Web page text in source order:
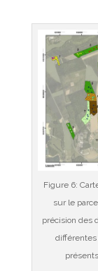
Figure 6:
sur le
précision des